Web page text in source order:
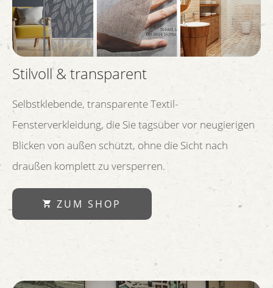
Stilvoll & transparent
Selbstklebende, transparente Textil-
Fensterverkleidung, die Sie tagsüber vor neugierigen
Blicken von außen schützt, ohne die Sicht nach
draußen komplett zu versperren.
ZUM SHOP